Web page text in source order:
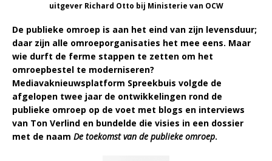
uitgever Richard Otto bij Ministerie van OCW
De publieke omroep is aan het eind van zijn levensduur;
daar zijn alle omroeporganisaties het mee eens. Maar
wie durft de ferme stappen te zetten om het
omroepbestel te moderniseren?
Mediavaknieuwsplatform Spreekbuis volgde de
afgelopen twee jaar de ontwikkelingen rond de
publieke omroep op de voet met blogs en interviews
van Ton Verlind en bundelde die visies in een dossier
met de naam De toekomst van de publieke omroep.